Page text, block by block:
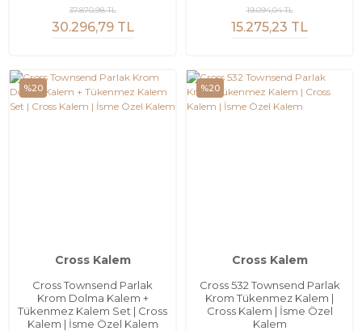
30.296,79 TL
37.870,98 TL
15.275,23 TL
19.094,04 TL
%20
Cross Kalem
Cross Townsend Parlak
Krom Dolma Kalem +
Tükenmez Kalem Set | Cross
Kalem | İsme Özel Kalem
%20
Cross Kalem
Cross 532 Townsend Parlak
Krom Tükenmez Kalem |
Cross Kalem | İsme Özel
Kalem